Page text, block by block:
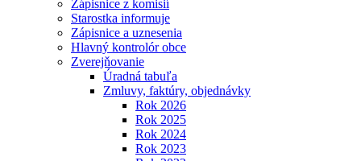
Zápisnice z komisií
Starostka informuje
Zápisnice a uznesenia
Hlavný kontrolór obce
Zverejňovanie
Úradná tabuľa
Zmluvy, faktúry, objednávky
Rok 2026
Rok 2025
Rok 2024
Rok 2023